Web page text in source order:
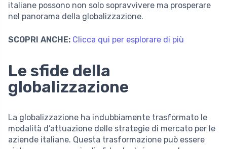
italiane possono non solo sopravvivere ma prosperare
nel panorama della globalizzazione.
SCOPRI ANCHE: Clicca qui per esplorare di più
Le sfide della
globalizzazione
La globalizzazione ha indubbiamente trasformato le
modalità d’attuazione delle strategie di mercato per le
aziende italiane. Questa trasformazione può essere